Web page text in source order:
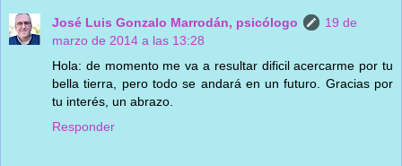
José Luis Gonzalo Marrodán, psicólogo
19 de
marzo de 2014 a las 13:28
Hola: de momento me va a resultar dificil acercarme por tu
bella tierra, pero todo se andará en un futuro. Gracias por
tu interés, un abrazo.
Responder